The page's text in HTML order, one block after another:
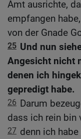
Amt ausrichte,
empfangen
von der Gnade
25 Und nun
Angesicht nicht
denen ich
gepredigt habe.
26 Darum
dass ich rein bin
27 denn ich